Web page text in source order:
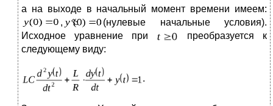
а на выходе в начальный момент времени имеем:
,
(нулевые начальные условия).
Исходное уравнение при
преобразуется к
следующему виду:
.